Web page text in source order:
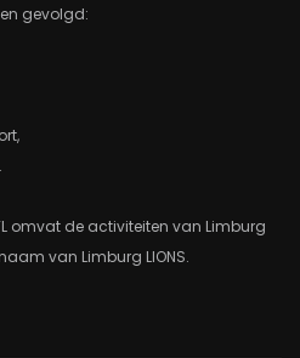
gevolgd:
omvat de activiteiten van Limburg
van Limburg LIONS.